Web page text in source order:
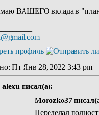
ВАШЕГО вклада в
Пт Янв 28, 2022 3:43 pm
alexu писал(а):
Morozko37
Переделал